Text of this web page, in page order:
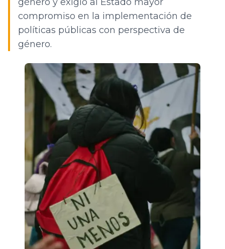
compromiso en la implementación de
políticas públicas con perspectiva de
género.